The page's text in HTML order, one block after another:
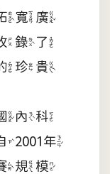
寬廣
錄了
珍貴
內科
年
規模